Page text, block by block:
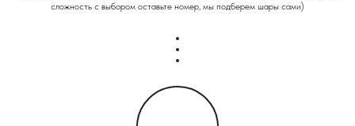
сложность с выбором оставьте номер, мы подберем шары сами)